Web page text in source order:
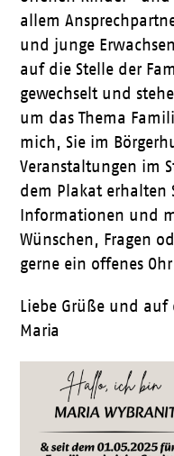
allem
und junge
auf die Stelle der
gewechselt und
um das Thema
mich, Sie im
Veranstaltungen im
dem Plakat erhalten
Informationen und
Wünschen, Fragen
gerne ein offenes
Liebe Grüße und
Maria